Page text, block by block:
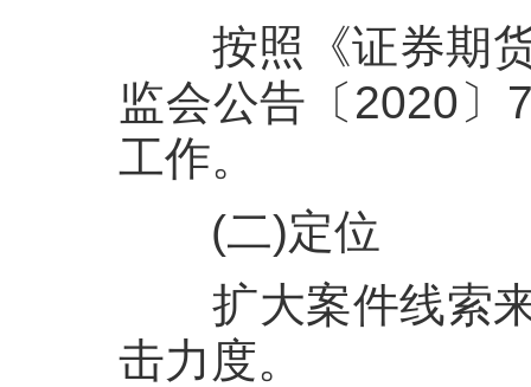
按照《证券期
监会公告〔 2020 〕
工作。
(二)定位
扩大案件线索
击力度。